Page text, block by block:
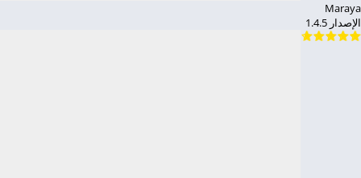
Maraya
الإصدار 1.4.5